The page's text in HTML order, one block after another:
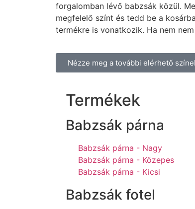
forgalomban lévő babzsák közül.
megfelelő színt és tedd be a
termékre is vonatkozik. Ha nem
Nézze meg a további elérhető
Termékek
Babzsák párna
Babzsák párna - Nagy
Babzsák párna - Közepes
Babzsák párna - Kicsi
Babzsák fotel